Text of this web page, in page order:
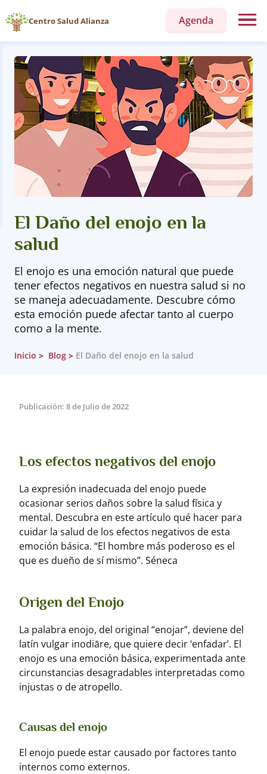
Centro Salud Alianza Agenda
El Daño del enojo en la
salud
El enojo es una emoción natural que puede
tener efectos negativos en nuestra salud si no
se maneja adecuadamente. Descubre cómo
esta emoción puede afectar tanto al cuerpo
como a la mente.
Inicio Blog El Daño del enojo en la salud
Publicación: 8 de Julio de 2022
Los efectos negativos del enojo
La expresión inadecuada del enojo puede
ocasionar serios daños sobre la salud física y
mental. Descubra en este artículo qué hacer para
cuidar la salud de los efectos negativos de esta
emoción básica. “El hombre más poderoso es el
que es dueño de sí mismo”. Séneca
Origen del Enojo
La palabra enojo, del original “enojar”, deviene del
latín vulgar inodiāre, que quiere decir ‘enfadar’. El
enojo es una emoción básica, experimentada ante
circunstancias desagradables interpretadas como
injustas o de atropello.
Causas del enojo
El enojo puede estar causado por factores tanto
internos como externos.